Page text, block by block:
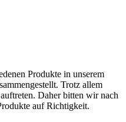
Produkte in unserem
Trotz allem
Daher bitten wir nach
auf Richtigkeit.